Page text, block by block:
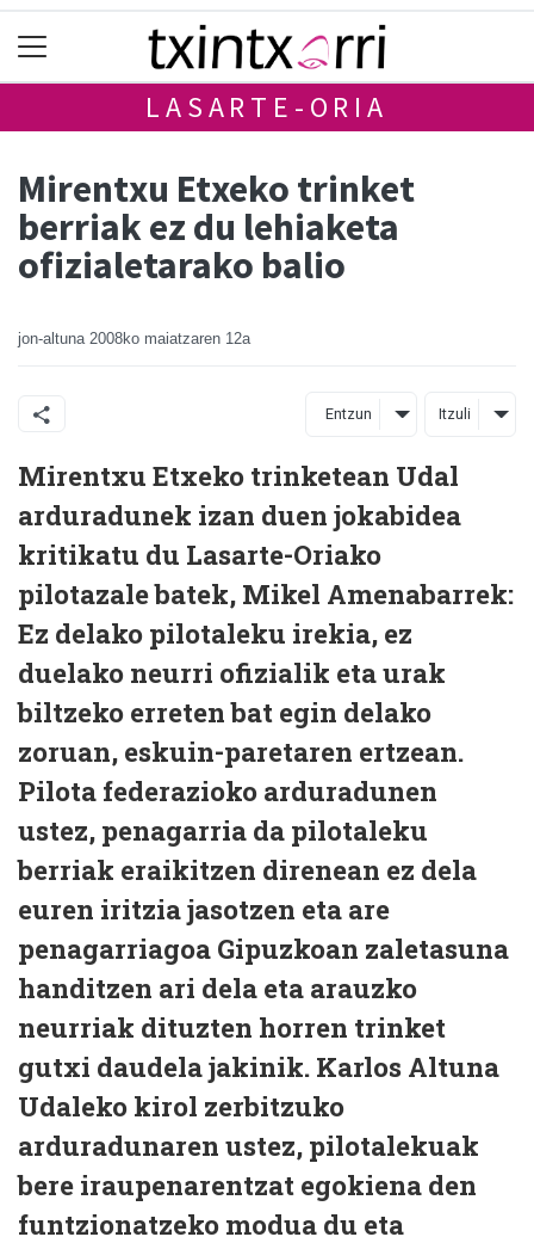
LASARTE-ORIA
Mirentxu Etxeko trinket
berriak ez du lehiaketa
ofizialetarako balio
jon-altuna 2008ko maiatzaren 12a
Entzun Itzuli
Mirentxu Etxeko trinketean Udal
arduradunek izan duen jokabidea
kritikatu du Lasarte-Oriako
pilotazale batek, Mikel Amenabarrek:
Ez delako pilotaleku irekia, ez
duelako neurri ofizialik eta urak
biltzeko erreten bat egin delako
zoruan, eskuin-paretaren ertzean.
Pilota federazioko arduradunen
ustez, penagarria da pilotaleku
berriak eraikitzen direnean ez dela
euren iritzia jasotzen eta are
penagarriagoa Gipuzkoan zaletasuna
handitzen ari dela eta arauzko
neurriak dituzten horren trinket
gutxi daudela jakinik. Karlos Altuna
Udaleko kirol zerbitzuko
arduradunaren ustez, pilotalekuak
bere iraupenarentzat egokiena den
funtzionatzeko modua du eta